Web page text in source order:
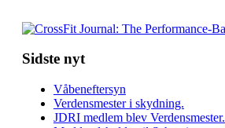
Sidste nyt
Våbeneftersyn
Verdensmester i skydning.
JDRI medlem blev Verdensmester.